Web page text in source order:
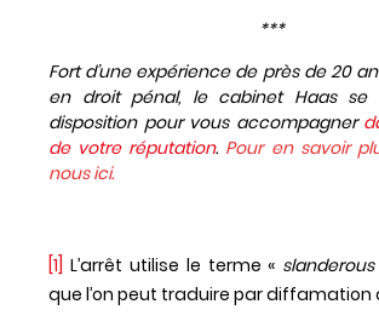
***
Fort d’une expérience de près de 20
en droit pénal, le cabinet Haas
disposition pour vous accompagner
de votre réputation. Pour en savoir
nous ici.
[1] L’arrêt utilise le terme «
que l’on peut traduire par diffamation